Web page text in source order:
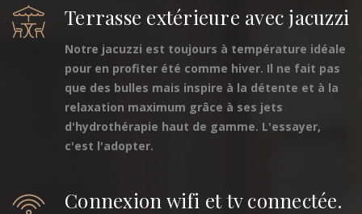
Terrasse extérieure avec jacuzzi
Notre jacuzzi est toujours à température idéale
pour en profiter été comme hiver. Il ne fait pas
que des bulles mais inspire à la détente et à la
relaxation maximum grâce à ses jets
d'hydrothérapie haut de gamme. L'essayer,
c'est l'adopter.
Connexion wifi et tv connectée.